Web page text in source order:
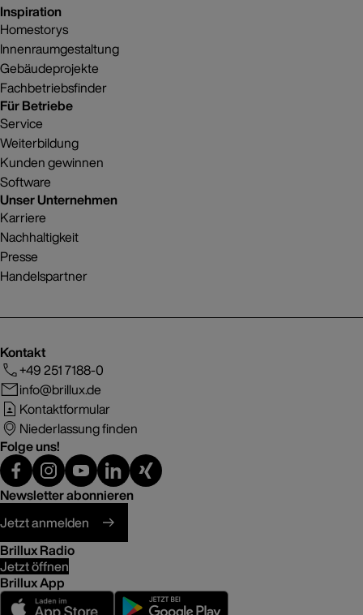
Inspiration
Homestorys
Innenraumgestaltung
Gebäudeprojekte
Fachbetriebsfinder
Für Betriebe
Service
Weiterbildung
Kunden gewinnen
Software
Unser Unternehmen
Karriere
Nachhaltigkeit
Presse
Handelspartner
Kontakt
+49 251 7188-0
info@brillux.de
Kontaktformular
Niederlassung finden
Folge uns!
Newsletter abonnieren
Jetzt anmelden
Brillux Radio
Jetzt öffnen
Brillux App